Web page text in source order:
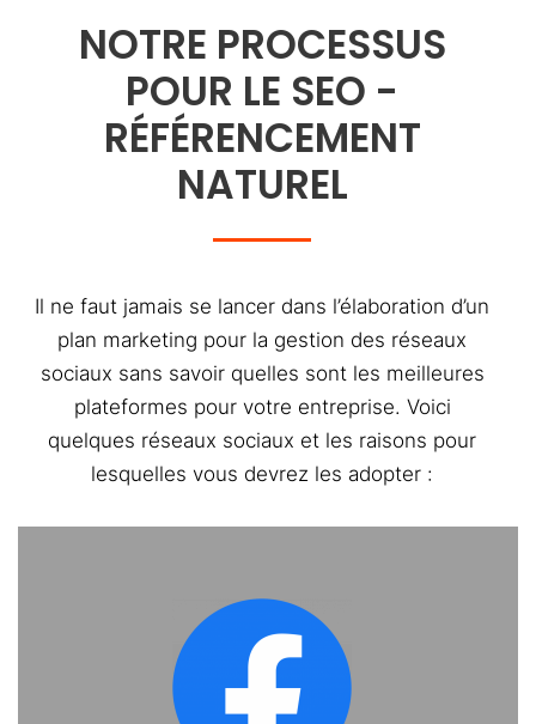
NOTRE PROCESSUS
POUR LE SEO -
RÉFÉRENCEMENT
NATUREL
Il ne faut jamais se lancer dans l’élaboration d’un
plan marketing pour la gestion des réseaux
sociaux sans savoir quelles sont les meilleures
plateformes pour votre entreprise. Voici
quelques réseaux sociaux et les raisons pour
lesquelles vous devrez les adopter :